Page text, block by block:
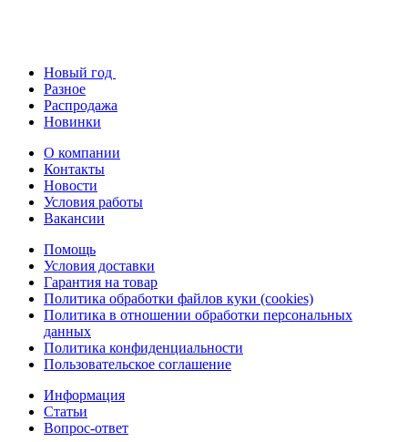
Новый год
Разное
Распродажа
Новинки
О компании
Контакты
Новости
Условия работы
Вакансии
Помощь
Условия доставки
Гарантия на товар
Политика обработки файлов куки (cookies)
Политика в отношении обработки персональных
данных
Политика конфиденциальности
Пользовательское соглашение
Информация
Статьи
Вопрос-ответ